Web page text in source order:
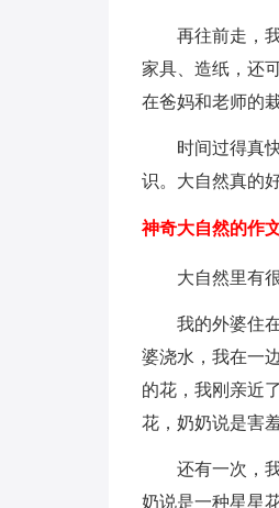
再往前走，
家具、造纸，还
在爸妈和老师的
时间过得真
识。大自然真的
神奇大自然的作
大自然里有
我的外婆住
婆浇水，我在一
的花，我刚亲近
花，奶奶说是害
还有一次，
奶说是一种星星